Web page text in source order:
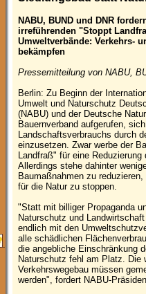
.
NABU, BUND und DNR
irreführenden "Stoppt
Umweltverbände: Verkehrs-
bekämpfen
Pressemitteilung von NABU,
Berlin: Zu Beginn der
Umwelt und Naturschutz
(NABU) und der Deutsche
Bauernverband aufgerufen,
Landschaftsverbrauchs durch
einzusetzen. Zwar werbe der
Landfraß" für eine
Allerdings stehe dahinter
Baumaßnahmen zu
für die Natur zu stoppen.
"Statt mit billiger Propaganda
Naturschutz und
endlich mit den
alle schädlichen
die angebliche Einschränkung
Naturschutz fehl am Platz. Die
Verkehrswegebau müssen
werden", fordert NABU-